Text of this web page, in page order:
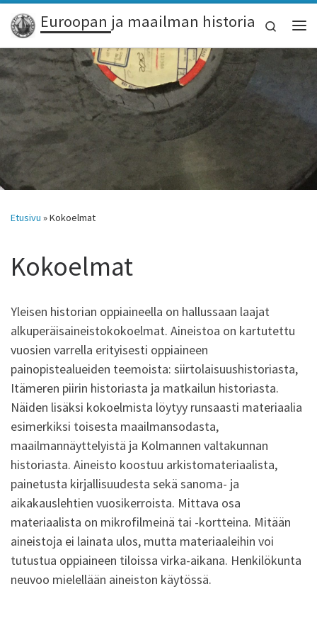
Skip to content
Euroopan ja maailman historia
Search
Etusivu »Kokoelmat
Kokoelmat
Yleisen historian oppiaineella on hallussaan laajat
alkuperäisaineistokokoelmat. Aineistoa on kartutettu
vuosien varrella erityisesti oppiaineen
painopistealueiden teemoista: siirtolaisuushistoriasta,
Itämeren piirin historiasta ja matkailun historiasta.
Näiden lisäksi kokoelmista löytyy runsaasti materiaalia
esimerkiksi toisesta maailmansodasta,
maailmannäyttelyistä ja Kolmannen valtakunnan
historiasta. Aineisto koostuu arkistomateriaalista,
painetusta kirjallisuudesta sekä sanoma- ja
aikakauslehtien vuosikerroista. Mittava osa
materiaalista on mikrofilmeinä tai -kortteina. Mitään
aineistoja ei lainata ulos, mutta materiaaleihin voi
tutustua oppiaineen tiloissa virka-aikana. Henkilökunta
neuvoo mielellään aineiston käytössä.